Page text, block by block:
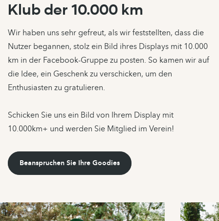
Klub der 10.000 km
Wir haben uns sehr gefreut, als wir feststellten, dass die
Nutzer begannen, stolz ein Bild ihres Displays mit 10.000
km in der Facebook-Gruppe zu posten. So kamen wir auf
die Idee, ein Geschenk zu verschicken, um den
Enthusiasten zu gratulieren.
Schicken Sie uns ein Bild von Ihrem Display mit
10.000km+ und werden Sie Mitglied im Verein!
Beanspruchen Sie Ihre Goodies